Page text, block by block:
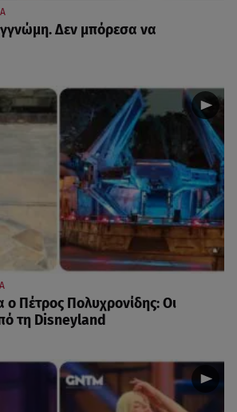
Δεν μπόρεσα να
ο Πέτρος Πολυχρονίδης: Οι
τη Disneyland